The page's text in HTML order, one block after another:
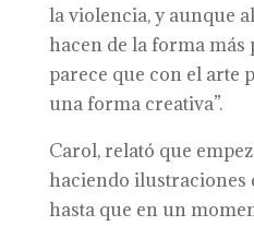
la violencia, y aunque
hacen de la forma más
parece que con el arte
una forma creativa”.
Carol, relató que
haciendo ilustraciones
hasta que en un